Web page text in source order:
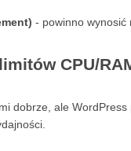
- powinno wynosić
CPU/
dobrze, ale